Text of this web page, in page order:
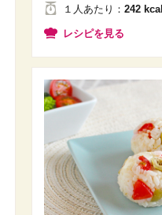
１人あたり ： 242 kcal
レシピを見る